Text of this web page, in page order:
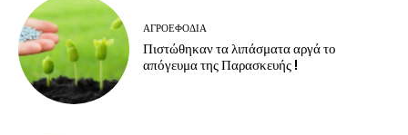
ΑΓΡΟΕΦΌΔΙΑ
Πιστώθηκαν τα λιπάσματα αργά το
απόγευμα της Παρασκευής !